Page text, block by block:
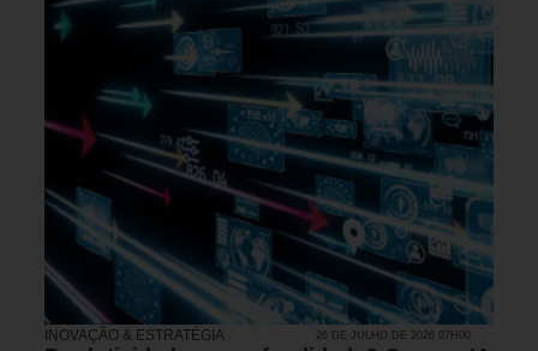
INOVAÇÃO & ESTRATÉGIA 26 DE JULHO DE 2026 07H00